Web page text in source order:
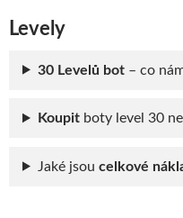
Levely
30 Levelů bot – co
Koupitboty level 30
Jaké jsou celkové